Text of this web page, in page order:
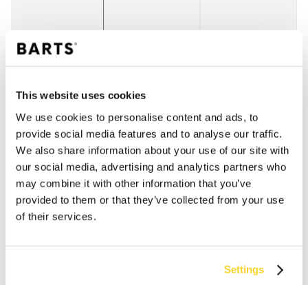
This website uses cookies
We use cookies to personalise content and ads, to
provide social media features and to analyse our traffic.
We also share information about your use of our site with
our social media, advertising and analytics partners who
may combine it with other information that you’ve
provided to them or that they’ve collected from your use
of their services.
Settings
worden geplaatst, worden dezelfde dag verzonden